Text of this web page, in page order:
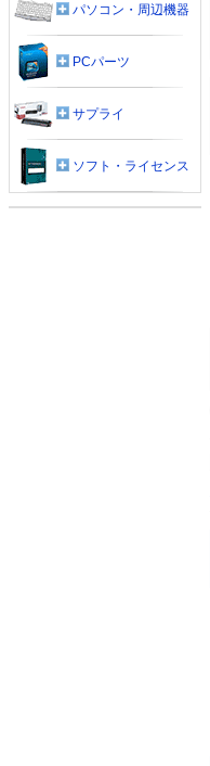
パソコン・周辺機器
PCパーツ
サプライ
ソフト・ライセンス